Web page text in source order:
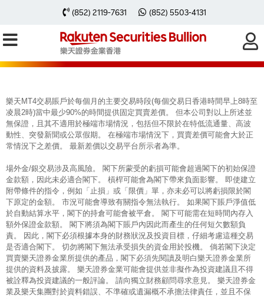
(852) 2119-7631 (852) 5503-4131
每周黃金分析 20260316
樂天MT4交易賬戶於每個月的主要交易時段(每個交易日香港時間早上8時至
凌晨2時)當中最少90%的時間提供固定買賣差價。 但本公司對以上所述並
無保證，且其不適用於極端市場情況，包括但不限於在特低流通量、高波
動性、突發新聞或公眾假期。 在極端市場情況下，買賣差價可能會大於正
常情況下之差價。 最新差價以交易平台所示者為準。
場外金/銀交易涉及高風險。 閣下所蒙受的虧損可能會超過閣下的初始保證
金款額，因此未必適合閣下。 槓桿可能會為閣下帶來負面影響。 即使建立
附帶條件的指令，例如「止損」或「限價」單，亦未必可以將虧損限於閣
下原定的金額。 市況可能會導致有關指令無法執行。 如果閣下賬戶淨值低
於自動結算水平，閣下的持倉可能會被平倉。 閣下可能需在短時間內存入
額外保證金款額。 閣下將須為閣下賬戶內因此而產生的任何短欠數額負
責。 因此，閣下必須根據本身的財務狀況及投資目標，仔細考慮這種交易
是否適合閣下。 切勿將閣下無法承受損失的資金用於投機。 倘若閣下決定
買賣樂天證券金業所提供的產品，閣下必須先閱讀及明白樂天證券金業所
提供的資料及披露。 樂天證券金業可能會提供並非擬作為投資建議且不得
被詮釋為投資建議的一般評論。 請向獨立財務顧問尋求意見。 樂天證券金
業及樂天集團對於資料錯誤、不準確或遺漏概不承擔法律責任，並且不保